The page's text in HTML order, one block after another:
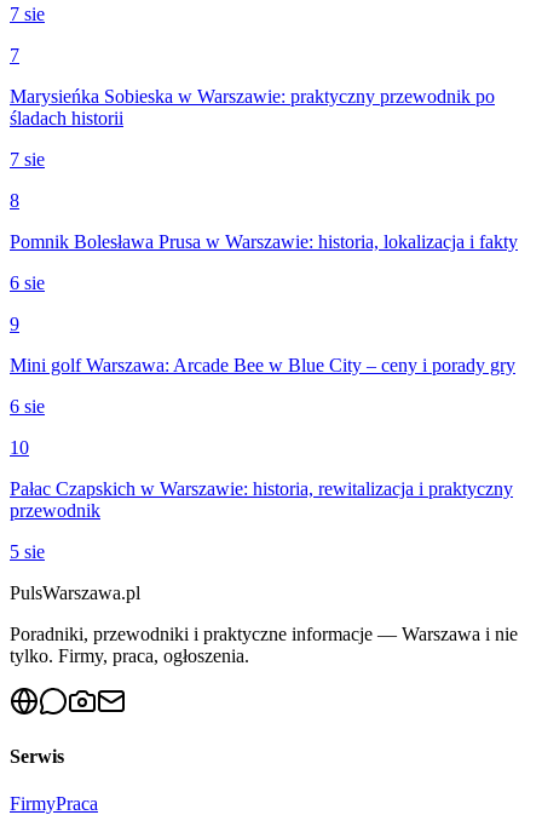
7 sie
7
Marysieńka Sobieska w Warszawie: praktyczny przewodnik po
śladach historii
7 sie
8
Pomnik Bolesława Prusa w Warszawie: historia, lokalizacja i fakty
6 sie
9
Mini golf Warszawa: Arcade Bee w Blue City – ceny i porady gry
6 sie
10
Pałac Czapskich w Warszawie: historia, rewitalizacja i praktyczny
przewodnik
5 sie
PulsWarszawa.pl
Poradniki, przewodniki i praktyczne informacje — Warszawa i nie
tylko. Firmy, praca, ogłoszenia.
Serwis
FirmyPraca